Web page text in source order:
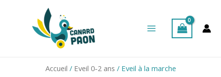
Menu
Accueil / Eveil 0-2 ans / Eveil à la marche